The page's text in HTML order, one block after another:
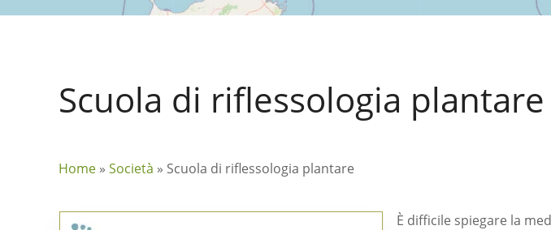
Scuola di riflessologia plantare
Home » Società » Scuola di riflessologia plantare
È difficile spiegare la